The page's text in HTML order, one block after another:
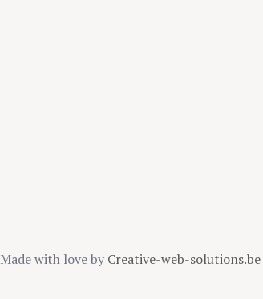
Made with love by Creative-web-solutions.be